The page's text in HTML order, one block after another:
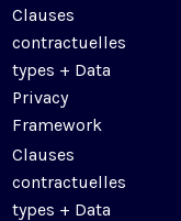
Clauses
contractuelles
types + Data
Privacy
Framework
Clauses
contractuelles
types + Data